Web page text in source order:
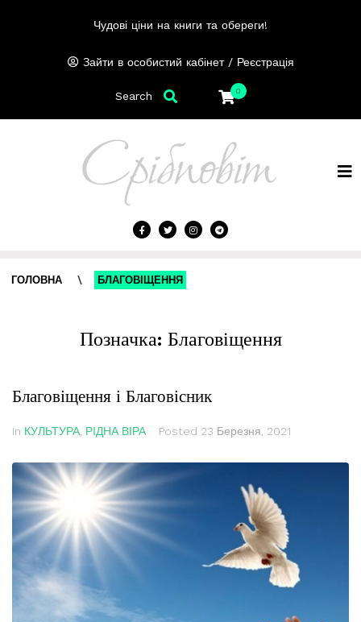
Чудові ціни на книги та обереги!
Зайти в особистий кабінет / Реєстрація
0
Search
ГОЛОВНА \ БЛАГОВІЩЕННЯ
Позначка: Благовіщення
Благовіщення і Благовісник
In КУЛЬТУРА РІДНА ВІРА Posted 23 Березня, 2021